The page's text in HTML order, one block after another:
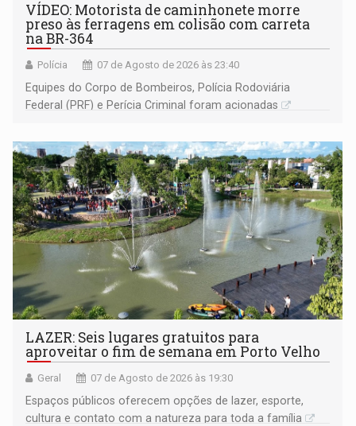
VÍDEO: Motorista de caminhonete morre
preso às ferragens em colisão com carreta
na BR-364
Polícia 07 de Agosto de 2026 às 23:40
Equipes do Corpo de Bombeiros, Polícia Rodoviária
Federal (PRF) e Perícia Criminal foram acionadas
LAZER: Seis lugares gratuitos para
aproveitar o fim de semana em Porto Velho
Geral 07 de Agosto de 2026 às 19:30
Espaços públicos oferecem opções de lazer, esporte,
cultura e contato com a natureza para toda a família